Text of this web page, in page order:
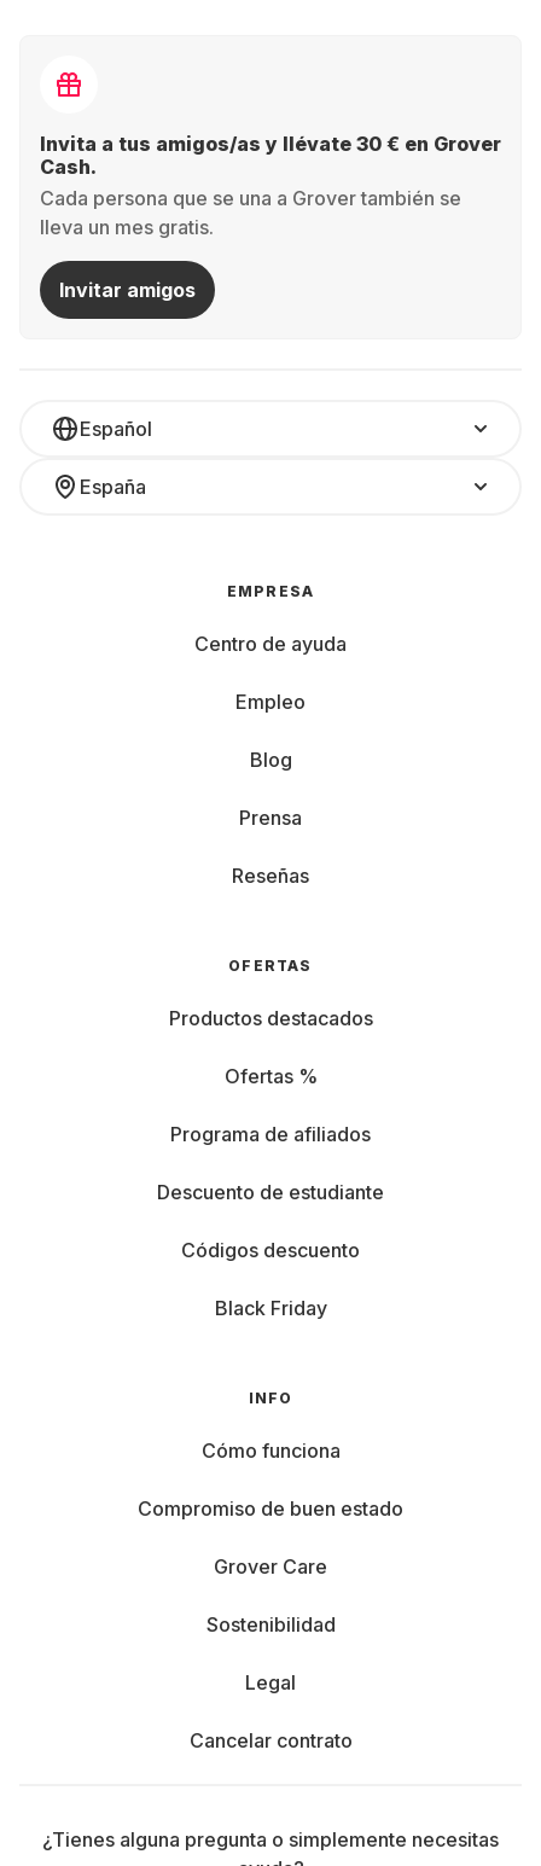
Invita a tus amigos/as y llévate 30 € en Grover
Cash.
Cada persona que se una a Grover también se
lleva un mes gratis.
Invitar amigos
Español
España
EMPRESA
Centro de ayuda
Empleo
Blog
Prensa
Reseñas
OFERTAS
Productos destacados
Ofertas %
Programa de afiliados
Descuento de estudiante
Códigos descuento
Black Friday
INFO
Cómo funciona
Compromiso de buen estado
Grover Care
Sostenibilidad
Legal
Cancelar contrato
¿Tienes alguna pregunta o simplemente necesitas